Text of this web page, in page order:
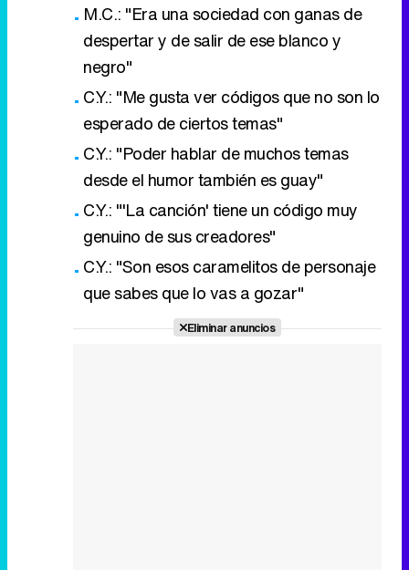
M.C.: "Era una sociedad con ganas de
despertar y de salir de ese blanco y
negro"
C.Y.: "Me gusta ver códigos que no son lo
esperado de ciertos temas"
C.Y.: "Poder hablar de muchos temas
desde el humor también es guay"
C.Y.: "'La canción' tiene un código muy
genuino de sus creadores"
C.Y.: "Son esos caramelitos de personaje
que sabes que lo vas a gozar"
Eliminar anuncios